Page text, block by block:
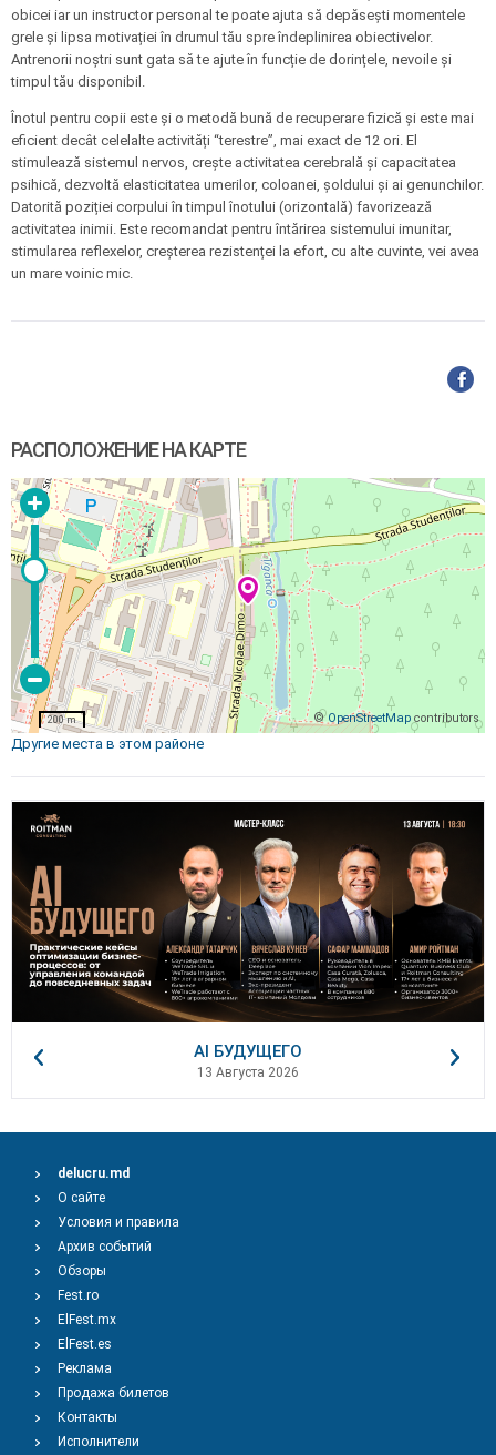
obicei iar un instructor personal te poate ajuta să depăsești momentele
grele și lipsa motivației în drumul tău spre îndeplinirea obiectivelor.
Antrenorii noștri sunt gata să te ajute în funcție de dorințele, nevoile și
timpul tău disponibil.
Înotul pentru copii este și o metodă bună de recuperare fizică și este mai
eficient decât celelalte activități “terestre”, mai exact de 12 ori. El
stimulează sistemul nervos, crește activitatea cerebrală și capacitatea
psihică, dezvoltă elasticitatea umerilor, coloanei, șoldului și ai genunchilor.
Datorită poziției corpului în timpul înotului (orizontală) favorizează
activitatea inimii. Este recomandat pentru întărirea sistemului imunitar,
stimularea reflexelor, creșterea rezistenței la efort, cu alte cuvinte, vei avea
un mare voinic mic.
РАСПОЛОЖЕНИЕ НА КАРТЕ
©OpenStreetMap contributors
200 m
Другие места в этом районе
AI БУДУЩЕГО
13 Августа 2026
delucru.md
О сайте
Условия и правила
Архив событий
Обзоры
Fest.ro
ElFest.mx
ElFest.es
Реклама
Продажа билетов
Контакты
Исполнители